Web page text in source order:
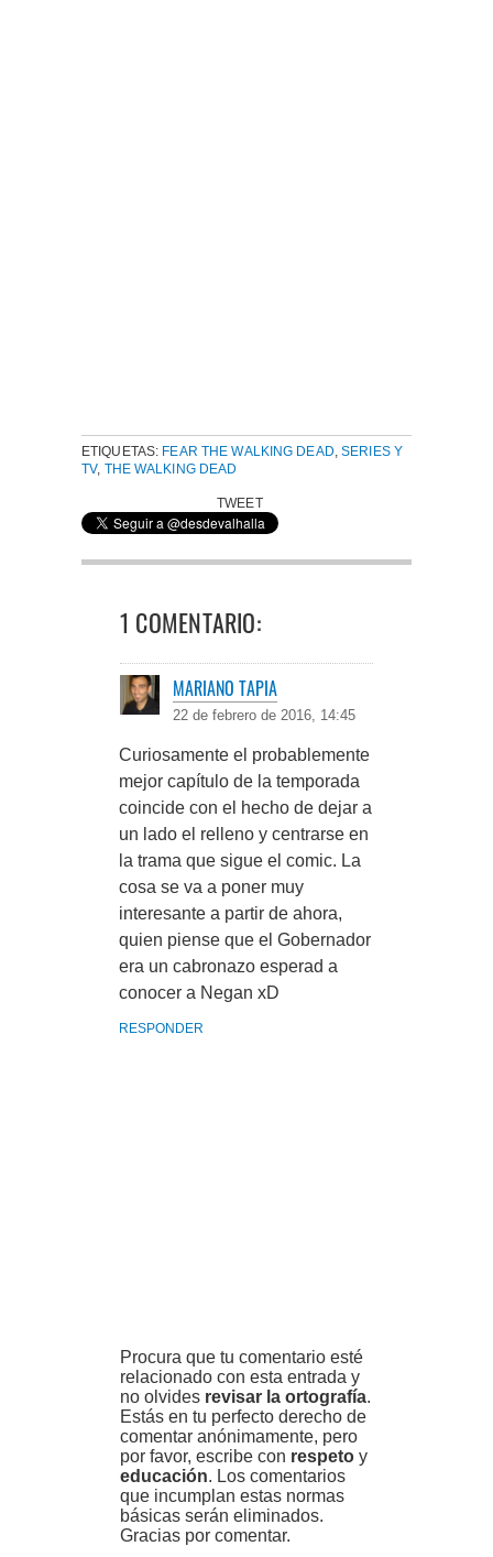
ETIQUETAS: FEAR THE WALKING DEAD ,SERIES Y
TV, THE WALKING DEAD
TWEET
1 COMENTARIO:
MARIANO TAPIA
22 de febrero de 2016, 14:45
Curiosamente el probablemente
mejor capítulo de la temporada
coincide con el hecho de dejar a
un lado el relleno y centrarse en
la trama que sigue el comic. La
cosa se va a poner muy
interesante a partir de ahora,
quien piense que el Gobernador
era un cabronazo esperad a
conocer a Negan xD
RESPONDER
Procura que tu comentario esté
relacionado con esta entrada y
no olvides revisar la ortografía.
Estás en tu perfecto derecho de
comentar anónimamente, pero
por favor, escribe con respeto y
educación. Los comentarios
que incumplan estas normas
básicas serán eliminados.
Gracias por comentar.